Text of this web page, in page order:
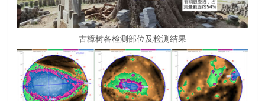
古樟树各检测部位及检测结果